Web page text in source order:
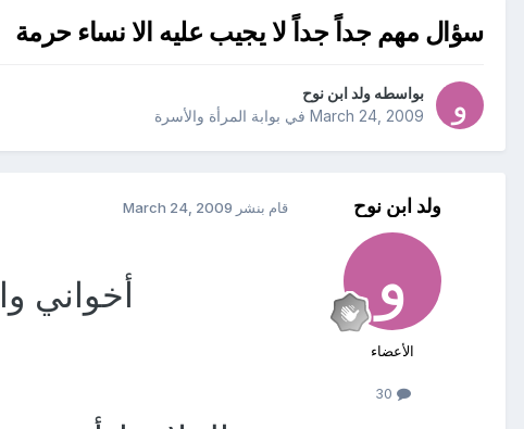
سؤال مهم جداً جداً لا يجيب عليه الا نساء حرمة
بواسطه ولد ابن نوح
March 24, 2009 في بوابة المرأة والأسرة
ولد ابن نوح
الأعضاء
قام بنشر March 24, 2009
أخواني